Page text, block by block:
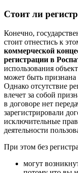
Cтоит ли
Конечно,
стоит отнестись к
коммерческой
регистрации в
использования
может быть признана
Однако отсутствие
влечет за собой
в договоре нет
зарегистрировали
исключительные
деятельности
При этом без
могут